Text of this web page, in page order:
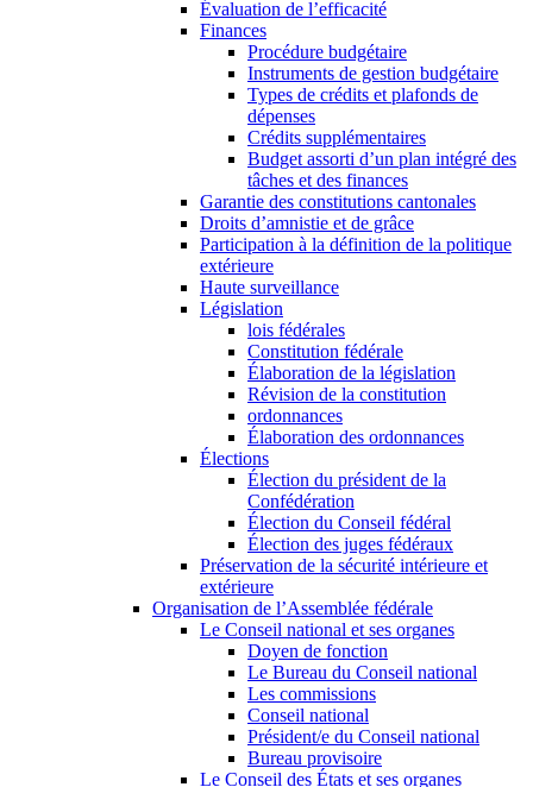
Évaluation de l’efficacité
Finances
Procédure budgétaire
Instruments de gestion budgétaire
Types de crédits et plafonds de
dépenses
Crédits supplémentaires
Budget assorti d’un plan intégré des
tâches et des finances
Garantie des constitutions cantonales
Droits d’amnistie et de grâce
Participation à la définition de la politique
extérieure
Haute surveillance
Législation
lois fédérales
Constitution fédérale
Élaboration de la législation
Révision de la constitution
ordonnances
Élaboration des ordonnances
Élections
Élection du président de la
Confédération
Élection du Conseil fédéral
Élection des juges fédéraux
Préservation de la sécurité intérieure et
extérieure
Organisation de l’Assemblée fédérale
Le Conseil national et ses organes
Doyen de fonction
Le Bureau du Conseil national
Les commissions
Conseil national
Président/e du Conseil national
Bureau provisoire
Le Conseil des États et ses organes